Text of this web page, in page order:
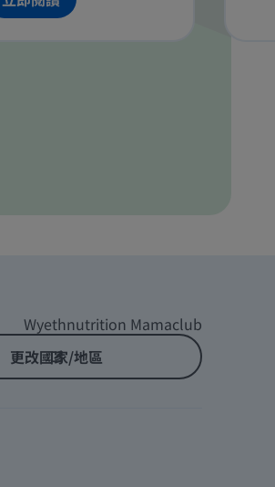
Wyethnutrition Mamaclub
更改國家/地區